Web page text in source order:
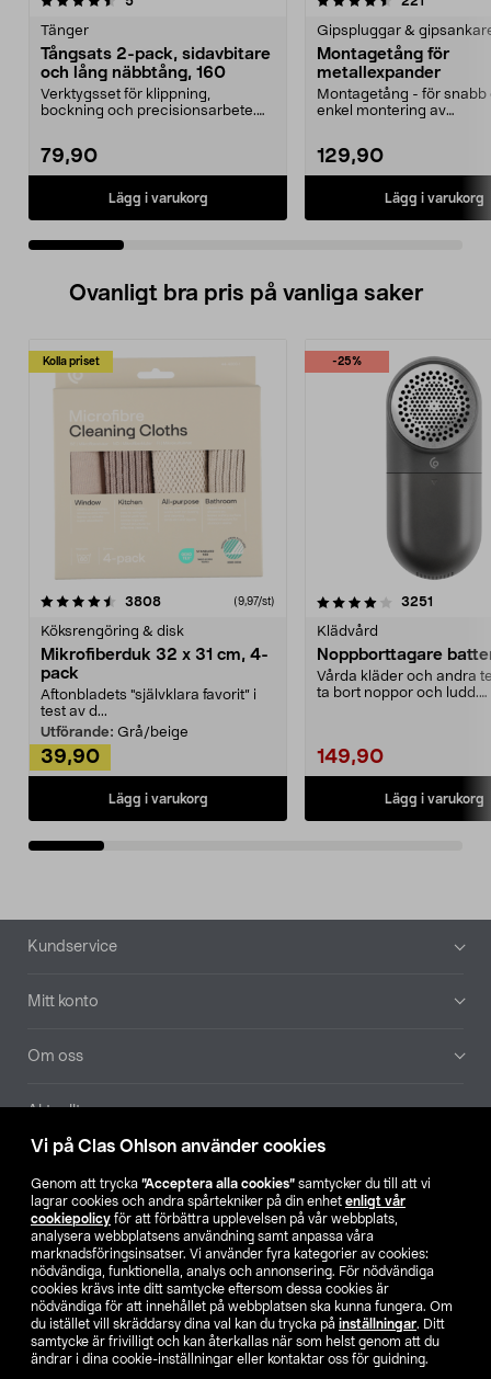
Vi på Clas Ohlson använder cookies
Genom att trycka ”Acceptera alla cookies” samtycker du till att vi
lagrar cookies och andra spårtekniker på din enhet enligt vår
cookiepolicy för att förbättra upplevelsen på vår webbplats,
analysera webbplatsens användning samt anpassa våra
marknadsföringsinsatser. Vi använder fyra kategorier av cookies:
nödvändiga, funktionella, analys och annonsering. För nödvändiga
cookies krävs inte ditt samtycke eftersom dessa cookies är
nödvändiga för att innehållet på webbplatsen ska kunna fungera. Om
du istället vill skräddarsy dina val kan du trycka på inställningar. Ditt
samtycke är frivilligt och kan återkallas när som helst genom att du
ändrar i dina cookie-inställningar eller kontaktar oss för guidning.
Tänger
Tångsats 2-pack, sidavbitare
och lång näbbtång, 160
Verktygsset för klippning,
bockning och precisionsarbete.
79,90
Lägg i varukorg
Gipspluggar &
Montagetång för
metallexpander
Montagetång - för snabb
enkel montering av
129,90
Lägg i varukorg
Ovanligt bra pris på vanliga saker
Kolla priset
3808recensioner (9,97/st)
Köksrengöring & disk
Mikrofiberduk 32 x 31 cm, 4-
pack
Aftonbladets "självklara favorit” i
test av d...
Utförande: Grå/beige
39,90
Lägg i varukorg
-25%
4.0av 5 stjärnor 3251
Klädvård
Noppborttagare
Vårda kläder och andra
ta bort noppor och ludd.
149,90
Lägg i varukorg
4.5av 5 stjärnor
Sidfot
Kundservice
Mitt konto
Om oss
Aktuellt
Hitta butik
SE NO FI